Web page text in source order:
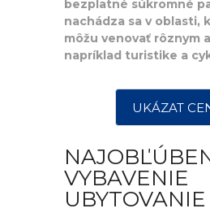
bezplatné súkromné
nachádza sa v oblasti,
môžu venovať rôznym
napríklad turistike a
UKÁZAT
VYBAVENIE
UBYTOVANIE